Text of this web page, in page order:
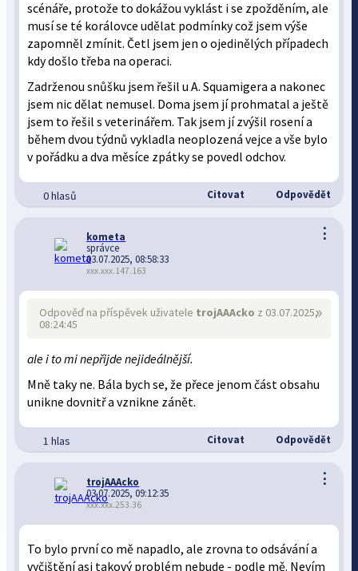
scénáře, protože to dokážou vyklást i se zpožděním, ale
musí se té korálovce udělat podmínky což jsem výše
zapomněl zmínit. Četl jsem jen o ojedinělých případech
kdy došlo třeba na operaci.
Zadrženou snůšku jsem řešil u A. Squamigera a nakonec
jsem nic dělat nemusel. Doma jsem jí prohmatal a ještě
jsem to řešil s veterinářem. Tak jsem jí zvýšil rosení a
během dvou týdnů vykladla neoplozená vejce a vše bylo
v pořádku a dva měsíce zpátky se povedl odchov.
0 hlasů Citovat Odpovědět
⋮
kometa
správce
03.07.2025, 08:58:33
xxx.xxx.147.163
»
Odpověď na příspěvek uživatele trojAAAcko z 03.07.2025,
08:24:45
ale i to mi nepřijde nejideálnější.
Mně taky ne. Bála bych se, že přece jenom část obsahu
unikne dovnitř a vznikne zánět.
1 hlas Citovat Odpovědět
⋮
trojAAAcko
03.07.2025, 09:12:35
xxx.xxx.253.36
To bylo první co mě napadlo, ale zrovna to odsávání a
vyčištění asi takový problém nebude - podle mě. Nevím